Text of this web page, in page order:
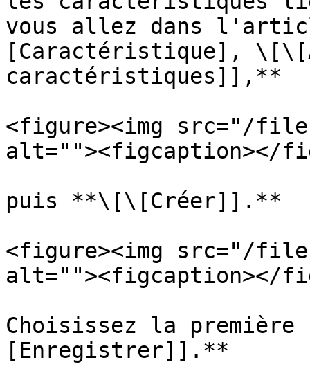
vous allez dans
[Caractéristique],
caractéristiques]],**
<figure><img src="/
alt=""><figcaption></
puis **\[\[Créer]].**
<figure><img src="/files/
alt=""><figcaption></
Choisissez la
[Enregistrer]].**